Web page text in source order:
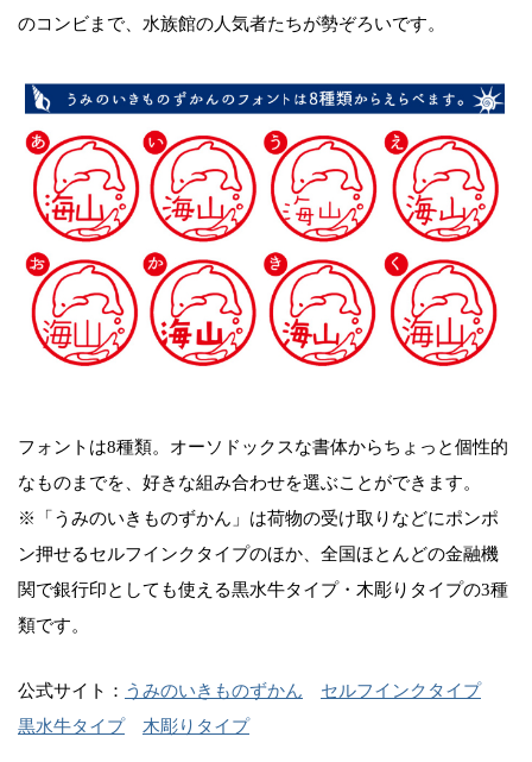
のコンビまで、水族館の人気者たちが勢ぞろいです。
フォントは8種類。オーソドックスな書体からちょっと個性的
なものまでを、好きな組み合わせを選ぶことができます。
※「うみのいきものずかん」は荷物の受け取りなどにポンポ
ン押せるセルフインクタイプのほか、全国ほとんどの金融機
関で銀行印としても使える黒水牛タイプ・木彫りタイプの3種
類です。
公式サイト： うみのいきものずかん
セルフインクタイプ
黒水牛タイプ
木彫りタイプ